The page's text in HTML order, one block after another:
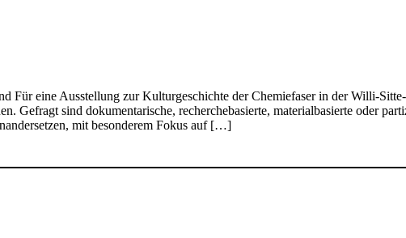
eine Ausstellung zur Kulturgeschichte der Chemiefaser in der Willi-
Gefragt sind dokumentarische, recherchebasierte, materialbasierte oder
mit besonderem Fokus auf […]